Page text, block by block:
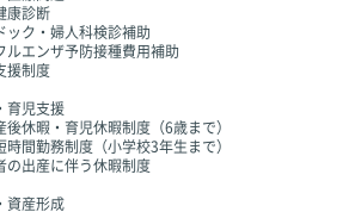
康診断
ック・婦人科検診補助
ルエンザ予防接種費用補助
援制度
育児支援
後休暇・育児休暇制度（6歳まで）
時間勤務制度（小学校3年生まで）
の出産に伴う休暇制度
資産形成